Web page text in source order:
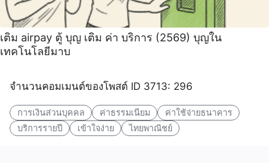
เติม airpay ตู้ บุญ เติม ค่า บริการ (2569) บุญใน
เทคโนโลยีมาบ
จำนวนคอมเมนต์ของโพสต์ ID 3713: 296
การเงินส่วนบุคคล ค่าธรรมเนียม
ค่าใช้จ่ายธนาคาร
บริการรายปี
เข้าใจง่าย ไทยพาณิชย์